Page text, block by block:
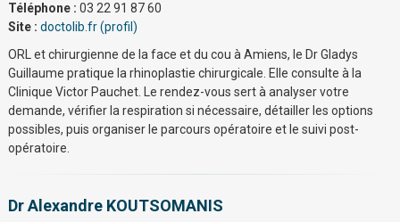
Téléphone : 03 22 91 87 60
Site : doctolib.fr (profil)
ORL et chirurgienne de la face et du cou à Amiens, le Dr Gladys
Guillaume pratique la rhinoplastie chirurgicale. Elle consulte à la
Clinique Victor Pauchet. Le rendez-vous sert à analyser votre
demande, vérifier la respiration si nécessaire, détailler les options
possibles, puis organiser le parcours opératoire et le suivi post-
opératoire.
Dr Alexandre KOUTSOMANIS